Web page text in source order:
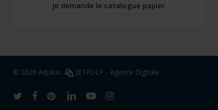
Je demande le catalogue papier
© 2026 Aquilus. JETPULP - Agence Digitale